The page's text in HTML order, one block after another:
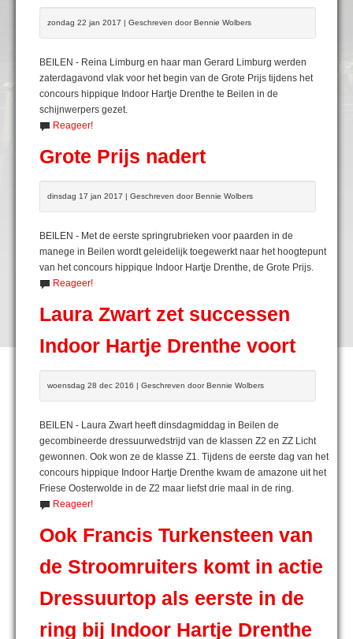
zondag 22 jan 2017 | Geschreven door Bennie Wolbers
BEILEN - Reina Limburg en haar man Gerard Limburg werden
zaterdagavond vlak voor het begin van de Grote Prijs tijdens het
concours hippique Indoor Hartje Drenthe te Beilen in de
schijnwerpers gezet.
Reageer!
Grote Prijs nadert
dinsdag 17 jan 2017 | Geschreven door Bennie Wolbers
BEILEN - Met de eerste springrubrieken voor paarden in de
manege in Beilen wordt geleidelijk toegewerkt naar het hoogtepunt
van het concours hippique Indoor Hartje Drenthe, de Grote Prijs.
Reageer!
Laura Zwart zet successen
Indoor Hartje Drenthe voort
woensdag 28 dec 2016 | Geschreven door Bennie Wolbers
BEILEN - Laura Zwart heeft dinsdagmiddag in Beilen de
gecombineerde dressuurwedstrijd van de klassen Z2 en ZZ Licht
gewonnen. Ook won ze de klasse Z1. Tijdens de eerste dag van het
concours hippique Indoor Hartje Drenthe kwam de amazone uit het
Friese Oosterwolde in de Z2 maar liefst drie maal in de ring.
Reageer!
Ook Francis Turkensteen van
de Stroomruiters komt in actie
Dressuurtop als eerste in de
ring bij Indoor Hartje Drenthe